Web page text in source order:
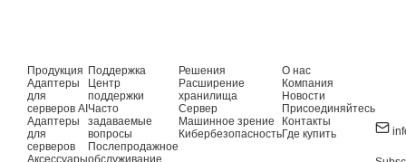
Продукция
Адаптеры
для
серверов AI
Адаптеры
для
серверов
Аксессуары
Поддержка
Центр
поддержки
Часто
задаваемые
вопросы
Послепродажное
обслуживание
Решения
Расширение
хранилища
Сервер
Машинное зрение
Кибербезопасность
О нас
Компания
Новости
Присоединяйтесь
Контакты
Где купить